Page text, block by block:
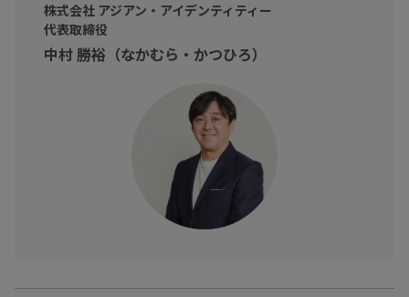
東洋思想とは何かを知り、リーダとして抱えやすい課題の解決法
（思考法）として
今後の自身の在り方を顧みるきっかけにしてみませんか？
株式会社 アジアン・アイデンティティー
代表取締役
中村 勝裕（なかむら・かつひろ）